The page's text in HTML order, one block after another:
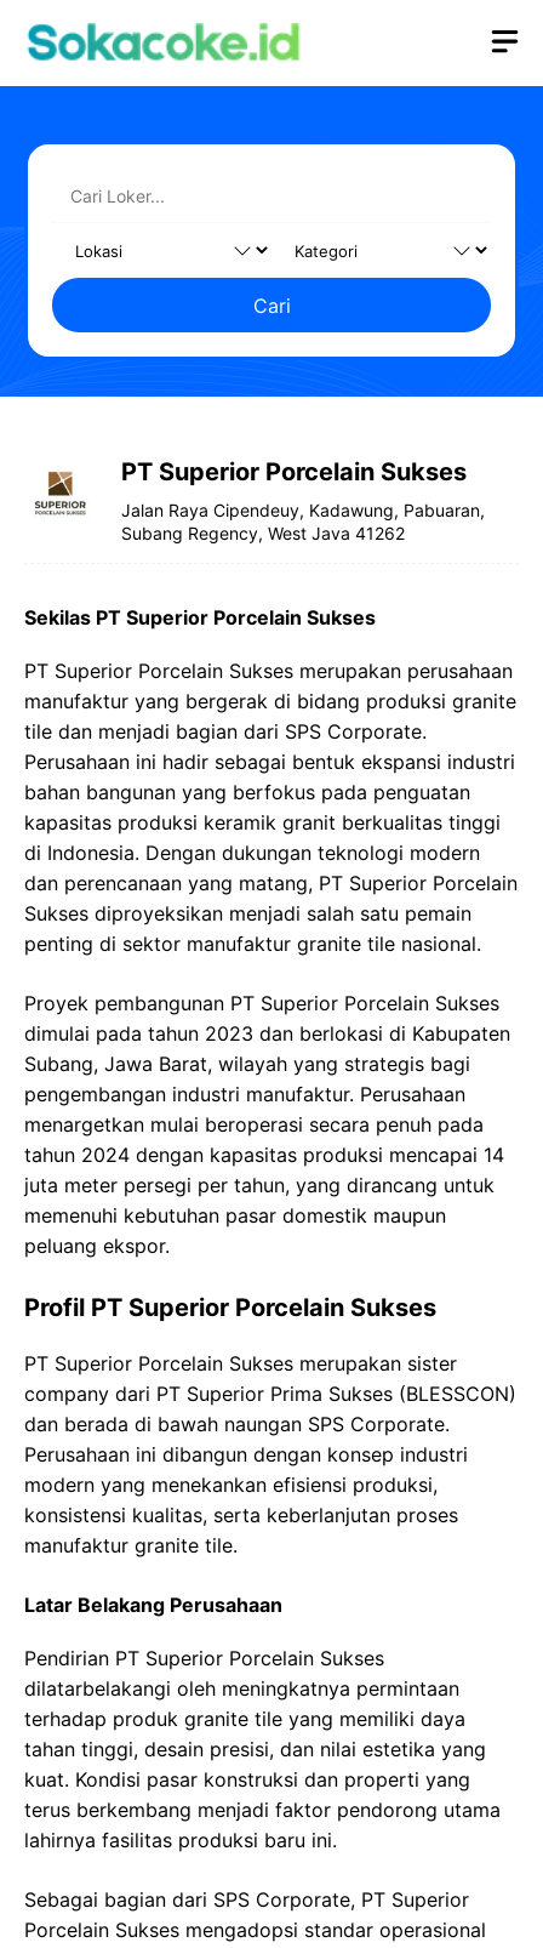
Cari
PT Superior Porcelain Sukses
Jalan Raya Cipendeuy, Kadawung, Pabuaran,
Subang Regency, West Java 41262
Sekilas PT Superior Porcelain Sukses
PT Superior Porcelain Sukses merupakan perusahaan
manufaktur yang bergerak di bidang produksi granite
tile dan menjadi bagian dari SPS Corporate.
Perusahaan ini hadir sebagai bentuk ekspansi industri
bahan bangunan yang berfokus pada penguatan
kapasitas produksi keramik granit berkualitas tinggi
di Indonesia. Dengan dukungan teknologi modern
dan perencanaan yang matang, PT Superior Porcelain
Sukses diproyeksikan menjadi salah satu pemain
penting di sektor manufaktur granite tile nasional.
Proyek pembangunan PT Superior Porcelain Sukses
dimulai pada tahun 2023 dan berlokasi di Kabupaten
Subang, Jawa Barat, wilayah yang strategis bagi
pengembangan industri manufaktur. Perusahaan
menargetkan mulai beroperasi secara penuh pada
tahun 2024 dengan kapasitas produksi mencapai 14
juta meter persegi per tahun, yang dirancang untuk
memenuhi kebutuhan pasar domestik maupun
peluang ekspor.
Profil PT Superior Porcelain Sukses
PT Superior Porcelain Sukses merupakan sister
company dari PT Superior Prima Sukses (BLESSCON)
dan berada di bawah naungan SPS Corporate.
Perusahaan ini dibangun dengan konsep industri
modern yang menekankan efisiensi produksi,
konsistensi kualitas, serta keberlanjutan proses
manufaktur granite tile.
Latar Belakang Perusahaan
Pendirian PT Superior Porcelain Sukses
dilatarbelakangi oleh meningkatnya permintaan
terhadap produk granite tile yang memiliki daya
tahan tinggi, desain presisi, dan nilai estetika yang
kuat. Kondisi pasar konstruksi dan properti yang
terus berkembang menjadi faktor pendorong utama
lahirnya fasilitas produksi baru ini.
Sebagai bagian dari SPS Corporate, PT Superior
Porcelain Sukses mengadopsi standar operasional